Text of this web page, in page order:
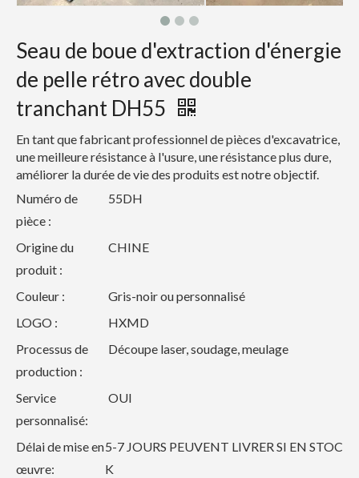
Seau de boue d'extraction d'énergie
de pelle rétro avec double
tranchant DH55
En tant que fabricant professionnel de pièces d'excavatrice,
une meilleure résistance à l'usure, une résistance plus dure,
améliorer la durée de vie des produits est notre objectif.
Numéro de
pièce :
55DH
Origine du
produit :
CHINE
Couleur :
Gris-noir ou personnalisé
LOGO :
HXMD
Processus de
production :
Découpe laser, soudage, meulage
Service
personnalisé:
OUI
Délai de mise en
œuvre:
5-7 JOURS PEUVENT LIVRER SI EN STOC
K